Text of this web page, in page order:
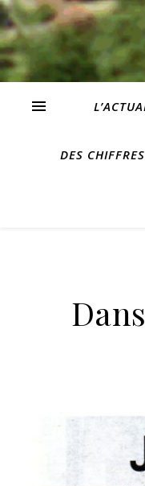
DES